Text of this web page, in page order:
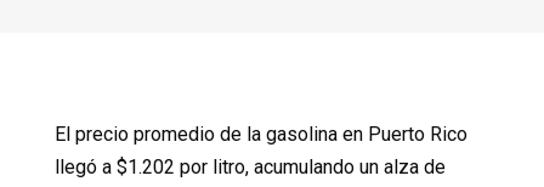
El precio promedio de la gasolina en Puerto Rico
llegó a $1.202 por litro, acumulando un alza de